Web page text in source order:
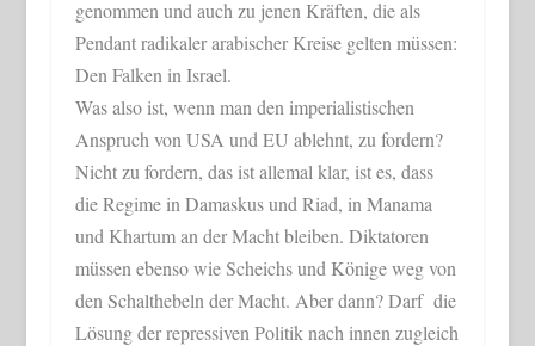
genommen und auch zu jenen Kräften, die als
Pendant radikaler arabischer Kreise gelten müssen:
Den Falken in Israel.
Was also ist, wenn man den imperialistischen
Anspruch von USA und EU ablehnt, zu fordern?
Nicht zu fordern, das ist allemal klar, ist es, dass
die Regime in Damaskus und Riad, in Manama
und Khartum an der Macht bleiben. Diktatoren
müssen ebenso wie Scheichs und Könige weg von
den Schalthebeln der Macht. Aber dann? Darf die
Lösung der repressiven Politik nach innen zugleich